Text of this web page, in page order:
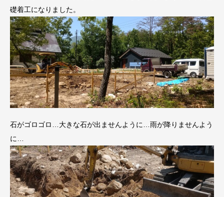
礎着工になりました。
石がゴロゴロ…大きな石が出ませんように…雨が降りませんよう
に…